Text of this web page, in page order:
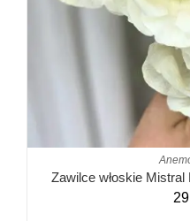
Zawilce włoskie